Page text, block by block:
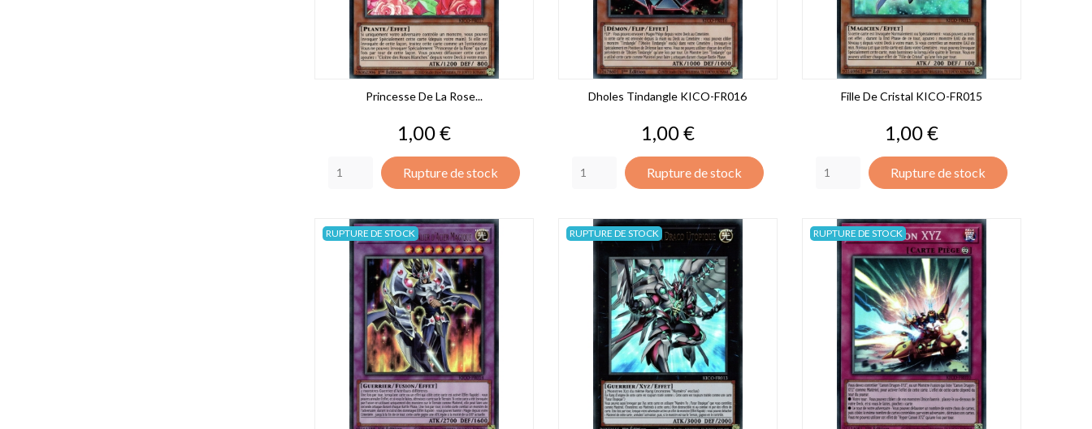
Princesse De La Rose...
Prix
1,00 €
Rupture de stock
Dholes Tindangle KICO-FR016
Prix
1,00 €
Rupture de stock
Fille De Cristal KICO-FR015
Prix
1,00 €
Rupture de stock
RUPTURE DE STOCK RUPTURE DE STOCK RUPTURE DE STOCK